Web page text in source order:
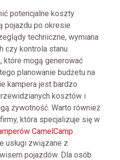
potencjalne koszty
pojazdu po okresie
techniczne, wymiana
czy kontrola stanu
które mogą generować
planowanie budżetu na
kampera jest bardzo
kosztów i
żywotność. Warto również
która specjalizuje się w
CamelCamp.
usługi związane z
pojazdów. Dla osób